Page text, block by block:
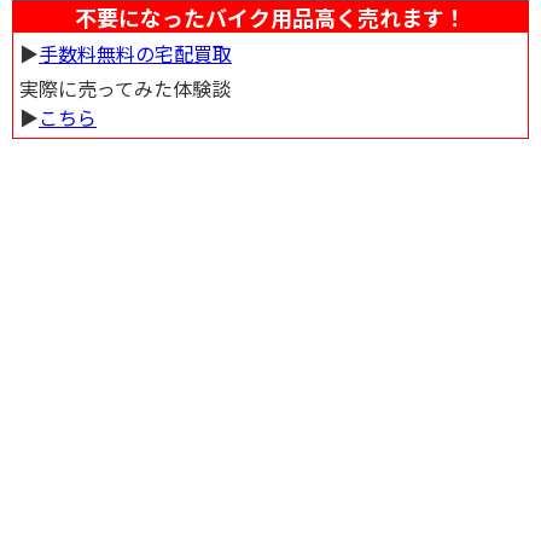
不要になったバイク用品高く売れます！
▶︎手数料無料の宅配買取
実際に売ってみた体験談
▶︎こちら